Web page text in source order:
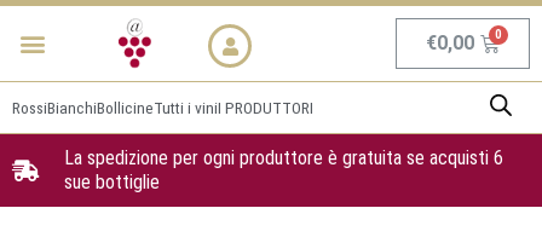
Vai
Menu €0,00
RossiBianchiBollicineTutti i viniI PRODUTTORI
La spedizione per ogni produttore è gratuita se acquisti 6
sue bottiglie